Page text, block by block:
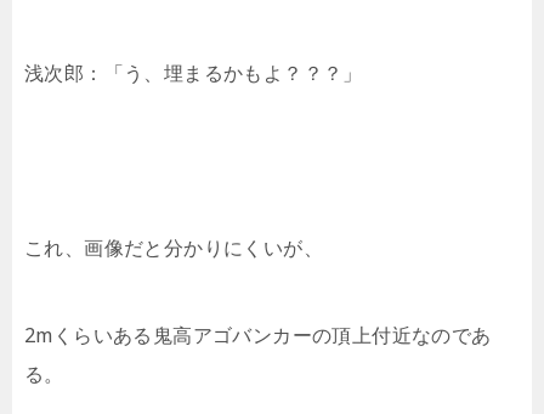
浅次郎：「う、埋まるかもよ？？？」
これ、画像だと分かりにくいが、
2mくらいある鬼高アゴバンカーの頂上付近なのであ
る。